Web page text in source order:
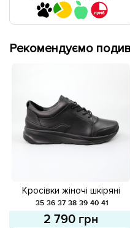
Рекомендуємо
Кросівки жіночі шкіряні
581671 Чорні
35 36 37 38 39 40 41
2 790 грн